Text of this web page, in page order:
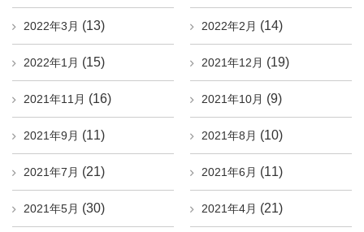
2022年3月 (13) 2022年2月 (14)
2022年1月 (15) 2021年12月 (19)
2021年11月 (16) 2021年10月 (9)
2021年9月 (11) 2021年8月 (10)
2021年7月 (21) 2021年6月 (11)
2021年5月 (30) 2021年4月 (21)